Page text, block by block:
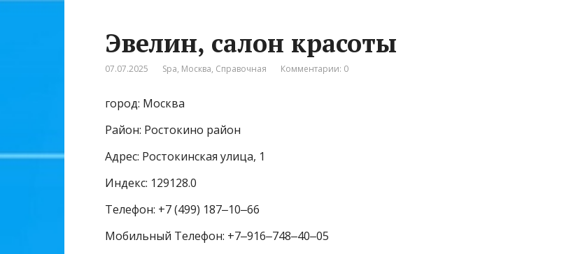
Эвелин, салон красоты
07.07.2025 Spa, Москва, Справочная Комментарии: 0
город: Москва
Район: Ростокино район
Адрес: Ростокинская улица, 1
Индекс: 129128.0
Телефон: +7 (499) 187‒10‒66
Мобильный Телефон: +7‒916‒748‒40‒05